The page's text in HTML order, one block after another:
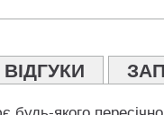
ВІДГУКИ